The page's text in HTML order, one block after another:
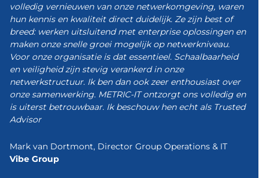
volledig vernieuwen van onze netwerkomgeving, waren
hun kennis en kwaliteit direct duidelijk. Ze zijn best of
breed: werken uitsluitend met enterprise oplossingen en
maken onze snelle groei mogelijk op netwerkniveau.
Voor onze organisatie is dat essentieel. Schaalbaarheid
en veiligheid zijn stevig verankerd in onze
netwerkstructuur. Ik ben dan ook zeer enthousiast over
onze samenwerking. METRIC-IT ontzorgt ons volledig en
is uiterst betrouwbaar. Ik beschouw hen echt als Trusted
Advisor
Mark van Dortmont, Director Group Operations & IT
Vibe Group